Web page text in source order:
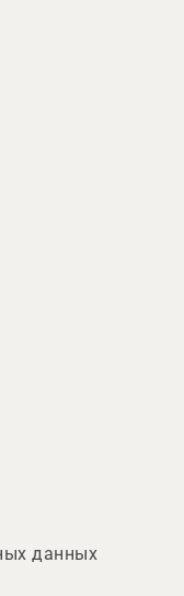
данных